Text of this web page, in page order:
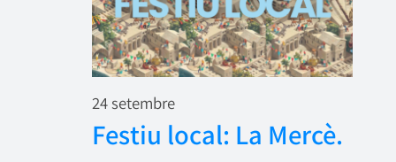
24 setembre
Festiu local: La Mercè.